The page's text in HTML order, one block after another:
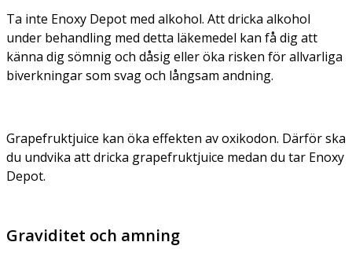
Ta inte Enoxy Depot med alkohol. Att dricka alkohol
under behandling med detta läkemedel kan få dig att
känna dig sömnig och dåsig eller öka risken för allvarliga
biverkningar som svag och långsam andning.
Grapefruktjuice kan öka effekten av oxikodon. Därför ska
du undvika att dricka grapefruktjuice medan du tar Enoxy
Depot.
Graviditet och amning